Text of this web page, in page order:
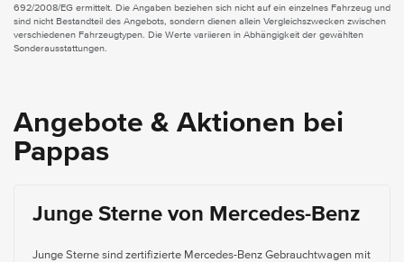
692/2008/EG ermittelt. Die Angaben beziehen sich nicht auf ein einzelnes Fahrzeug und
sind nicht Bestandteil des Angebots, sondern dienen allein Vergleichszwecken zwischen
verschiedenen Fahrzeugtypen. Die Werte variieren in Abhängigkeit der gewählten
Sonderausstattungen.
Angebote & Aktionen bei
Pappas
Junge Sterne von Mercedes-Benz
Junge Sterne sind zertifizierte Mercedes-Benz Gebrauchtwagen mit